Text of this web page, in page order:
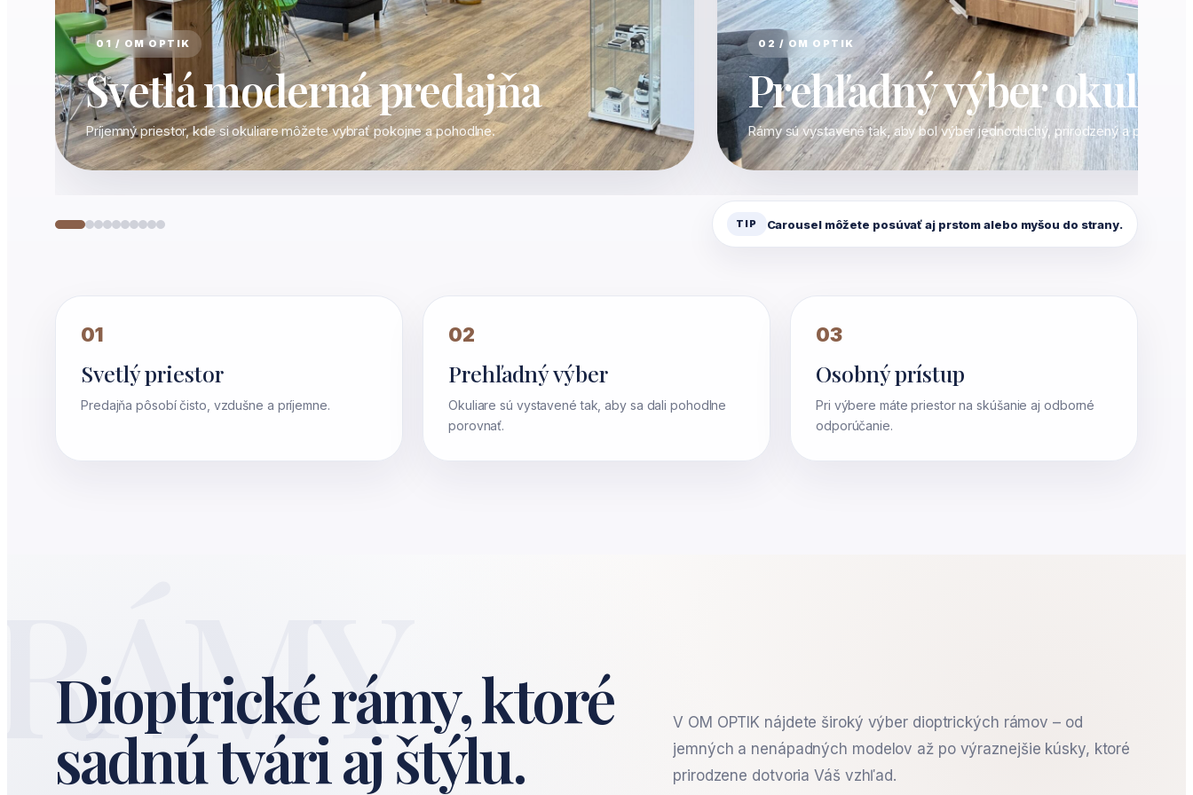
01 / OM OPTIK
Svetlá moderná predajňa
Príjemný priestor, kde si okuliare môžete vybrať pokojne a pohodlne.
02 / OM OPTIK
Prehľadný výber
Rámy sú vystavené tak, aby bol výber jednoduchý, prirodzený a
TIP Carousel môžete posúvať aj prstom alebo myšou do strany.
01
Svetlý priestor
Predajňa pôsobí čisto, vzdušne a príjemne.
02
Prehľadný výber
Okuliare sú vystavené tak, aby sa dali pohodlne
porovnať.
03
Osobný prístup
Pri výbere máte priestor na skúšanie aj odborné
odporúčanie.
Dioptrické rámy, ktoré
sadnú tvári aj štýlu.
V OM OPTIK nájdete široký výber dioptrických rámov – od
jemných a nenápadných modelov až po výraznejšie kúsky, ktoré
prirodzene dotvoria Váš vzhľad.